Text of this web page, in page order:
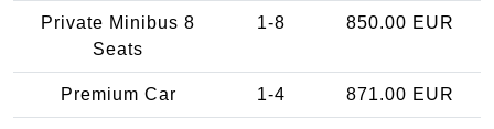
Private Minibus 8
Seats
1-8 850.00 EUR
Premium Car 1-4 871.00 EUR